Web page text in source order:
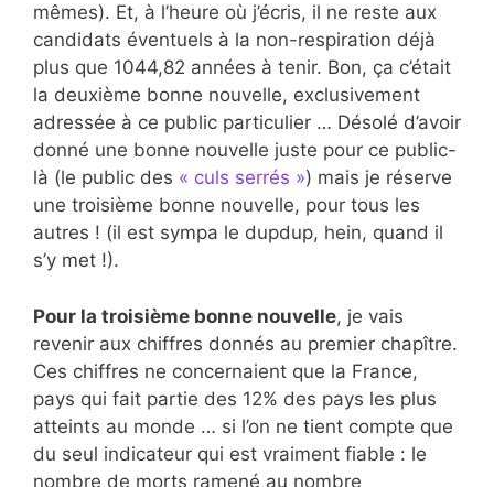
mêmes). Et, à l’heure où j’écris, il ne reste aux
candidats éventuels à la non-respiration déjà
plus que 1044,82 années à tenir. Bon, ça c’était
la deuxième bonne nouvelle, exclusivement
adressée à ce public particulier … Désolé d’avoir
donné une bonne nouvelle juste pour ce public-
là (le public des « culs serrés ») mais je réserve
une troisième bonne nouvelle, pour tous les
autres ! (il est sympa le dupdup, hein, quand il
s’y met !).
Pour la troisième bonne nouvelle, je vais
revenir aux chiffres donnés au premier chapître.
Ces chiffres ne concernaient que la France,
pays qui fait partie des 12% des pays les plus
atteints au monde … si l’on ne tient compte que
du seul indicateur qui est vraiment fiable : le
nombre de morts ramené au nombre